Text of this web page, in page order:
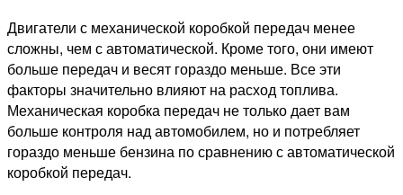
Двигатели с механической коробкой передач менее
сложны, чем с автоматической. Кроме того, они имеют
больше передач и весят гораздо меньше. Все эти
факторы значительно влияют на расход топлива.
Механическая коробка передач не только дает вам
больше контроля над автомобилем, но и потребляет
гораздо меньше бензина по сравнению с автоматической
коробкой передач.